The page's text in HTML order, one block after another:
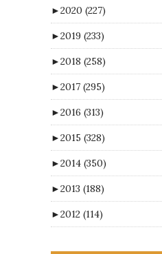
►2020 (227)
►2019 (233)
►2018 (258)
►2017 (295)
►2016 (313)
►2015 (328)
►2014 (350)
►2013 (188)
►2012 (114)